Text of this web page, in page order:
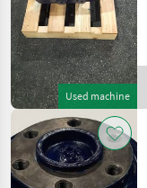
Used machine